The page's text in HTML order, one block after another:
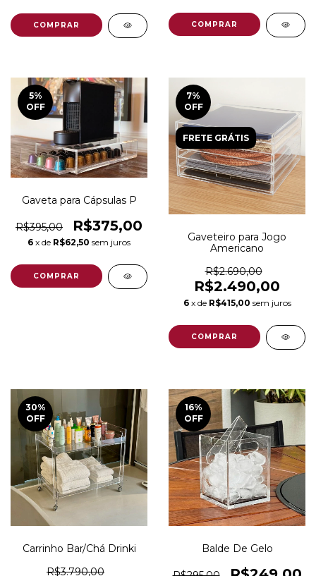
5%
OFF
Gaveta para Cápsulas P
R$395,00 R$375,00
6 x de R$62,50 sem juros
COMPRAR
7%
OFF
FRETE GRÁTIS
Gaveteiro para Jogo
Americano
R$2.690,00
R$2.490,00
6 x de R$415,00 sem juros
30%
OFF
Carrinho Bar/Chá Drinki
R$3.790,00
16%
OFF
Balde De Gelo